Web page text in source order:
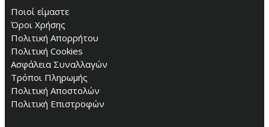
Ποιοί είμαστε
Όροι Χρήσης
Πολιτική Απορρήτου
Πολιτική Cookies
Ασφάλεια Συναλλαγών
Τρόποι Πληρωμής
Πολιτική Αποστολών
Πολιτική Επιστροφών